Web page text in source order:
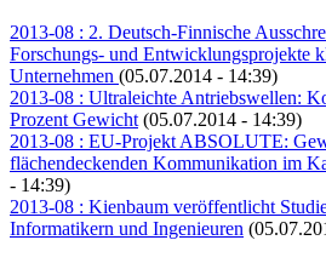
2013-08 : 2. Deutsch-Finnische
Forschungs- und Entwicklungsprojekte
Unternehmen (05.07.2014 - 14:39)
2013-08 : Ultraleichte Antriebswellen:
Prozent Gewicht (05.07.2014 - 14:39)
2013-08 : EU-Projekt ABSOLUTE:
flächendeckenden Kommunikation im
- 14:39)
2013-08 : Kienbaum veröffentlicht
Informatikern und Ingenieuren